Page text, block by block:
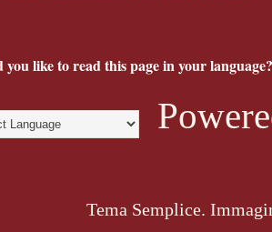
you like to read this page in your
Tema Semplice.